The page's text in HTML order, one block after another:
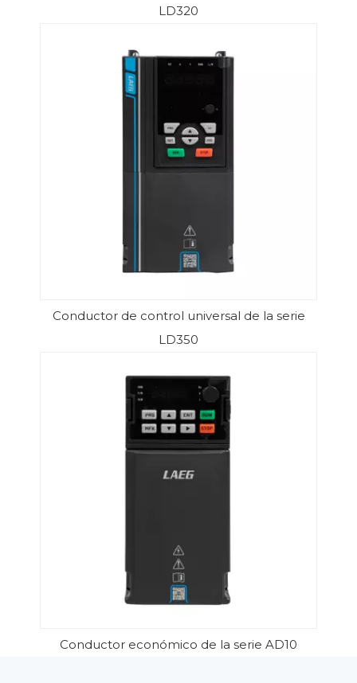
LD320
Conductor de control universal de la serie
LD350
Conductor económico de la serie AD10